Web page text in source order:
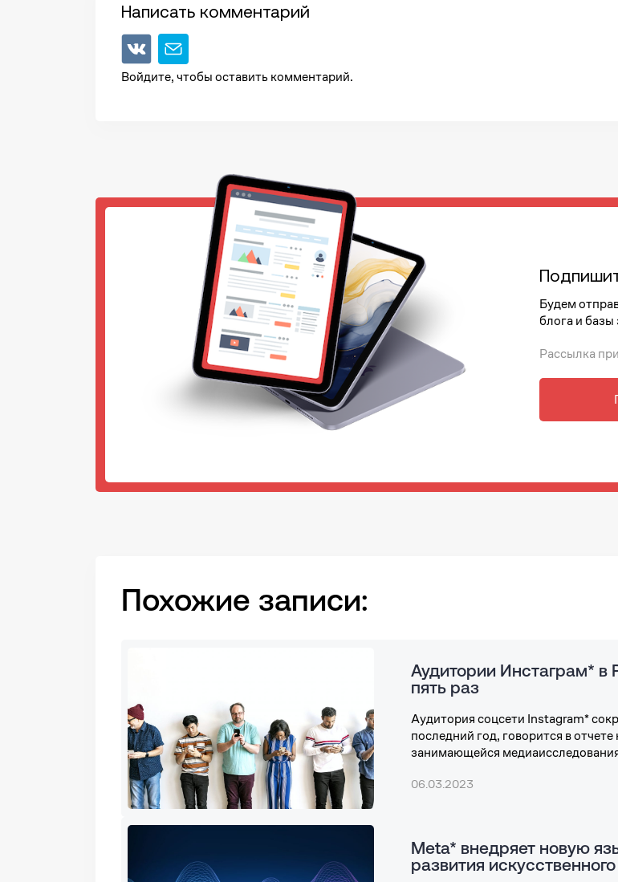
Написать комментарий
Войдите, чтобы оставить комментарий.
Будем
блога и базы
Рассылка
Похожие записи:
Аудитории Инстаграм* в
пять раз
Аудитория соцсети Instagram*
последний год, говорится в
занимающейся
06.03.2023
Meta* внедряет новую
развития